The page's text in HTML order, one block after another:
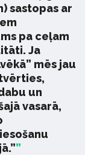
sastopas ar
pa ceļam
Ja
mēs jau
un
vasarā,